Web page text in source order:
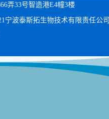
弄33号智造港E4幢3楼
宁波泰斯拓生物技术有限责任公